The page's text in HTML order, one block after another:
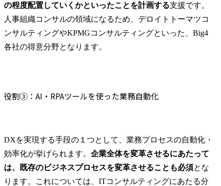
の程度配置していくかといったことを計画する支援です。
人事組織コンサルの領域になるため、デロイトトーマツコ
ンサルティングやKPMGコンサルティングといった、Big4
各社の得意分野となります。
役割③：AI・RPAツールを使った業務自動化
DXを実現する手段の１つとして、業務プロセスの自動化・
効率化が挙げられます。 企業全体を変革させるにあたって
は、既存のビジネスプロセスを変革させることも必須とな
ります。これについては、ITコンサルティングにあたる分